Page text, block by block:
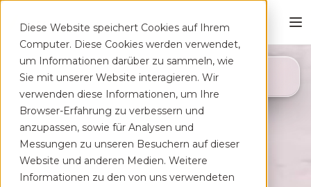
Diese Website speichert Cookies auf Ihrem
Computer. Diese Cookies werden verwendet,
um Informationen darüber zu sammeln, wie
Sie mit unserer Website interagieren. Wir
verwenden diese Informationen, um Ihre
Browser-Erfahrung zu verbessern und
anzupassen, sowie für Analysen und
Messungen zu unseren Besuchern auf dieser
Website und anderen Medien. Weitere
Informationen zu den von uns verwendeten